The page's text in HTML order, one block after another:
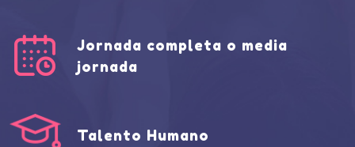
Jornada completa o media
jornada
Talento Humano